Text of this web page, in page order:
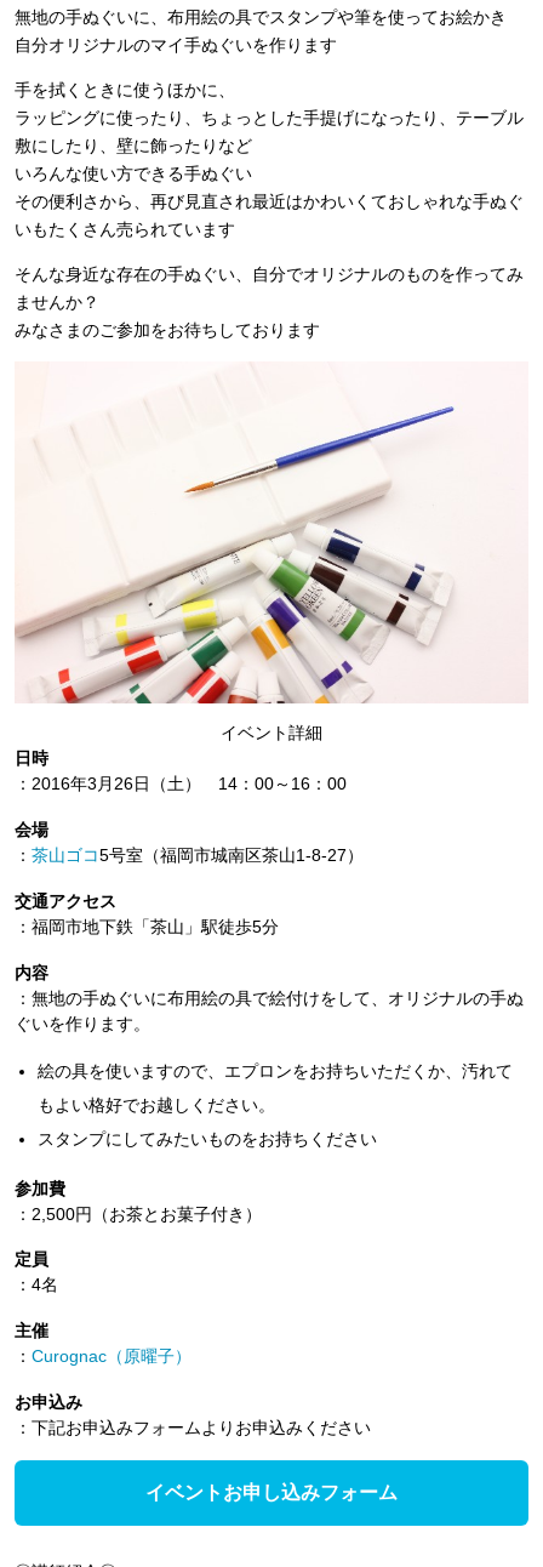
無地の手ぬぐいに、布用絵の具でスタンプや筆を使ってお絵かき
自分オリジナルのマイ手ぬぐいを作ります
手を拭くときに使うほかに、
ラッピングに使ったり、ちょっとした手提げになったり、テーブル
敷にしたり、壁に飾ったりなど
いろんな使い方できる手ぬぐい
その便利さから、再び見直され最近はかわいくておしゃれな手ぬぐ
いもたくさん売られています
そんな身近な存在の手ぬぐい、自分でオリジナルのものを作ってみ
ませんか？
みなさまのご参加をお待ちしております
イベント詳細
日時
：2016年3月26日（土） 14：00～16：00
会場
： 茶山ゴコ5号室（福岡市城南区茶山1-8-27）
交通アクセス
：福岡市地下鉄「茶山」駅徒歩5分
内容
：無地の手ぬぐいに布用絵の具で絵付けをして、オリジナルの手ぬ
ぐいを作ります。
絵の具を使いますので、エプロンをお持ちいただくか、汚れて
もよい格好でお越しください。
スタンプにしてみたいものをお持ちください
参加費
：2,500円（お茶とお菓子付き）
定員
：4名
主催
： Curognac（原曜子）
お申込み
：下記お申込みフォームよりお申込みください
イベントお申し込みフォーム